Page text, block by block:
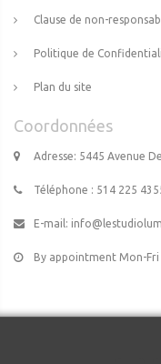
Clause de non-
Politique de
Plan du site
Coordonnées
Adresse: 5445 Avenue
Téléphone : 514 225
E-mail:
By appointment Mon-Fri